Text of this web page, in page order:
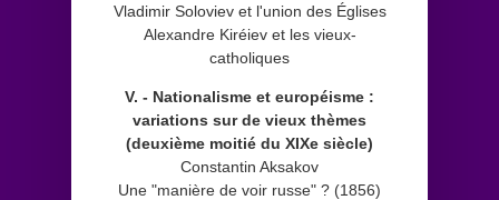
Vladimir Soloviev et l'union des Églises
Alexandre Kiréiev et les vieux-
catholiques
V. - Nationalisme et européisme :
variations sur de vieux thèmes
(deuxième moitié du XIXe siècle)
Constantin Aksakov
Une "manière de voir russe" ? (1856)